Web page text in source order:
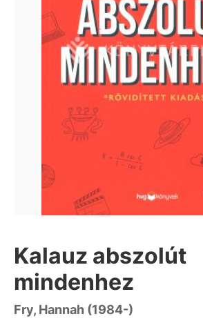
Kalauz abszolút
mindenhez
Fry, Hannah (1984-)